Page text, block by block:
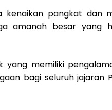
kenaikan pangkat dan
amanah besar yang
yang memiliki
bagi seluruh jajaran